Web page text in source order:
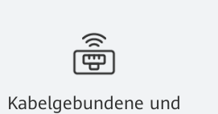
Kabelgebundene und